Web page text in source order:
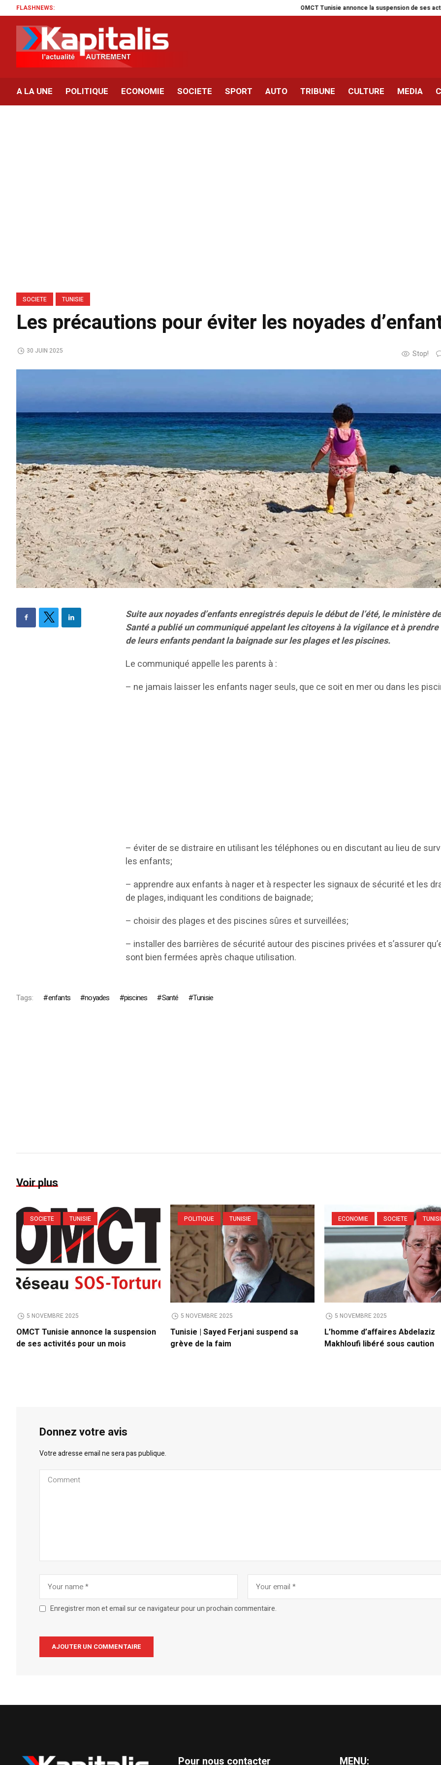
FLASHNEWS: OMCT Tunisie annonce la suspension de ses activités pour
A LA UNE POLITIQUE ECONOMIE SOCIETE SPORT AUTO TRIBUNE CULTURE MEDIA
SOCIETE TUNISIE
Les précautions pour éviter les noyades
Stop!
30 JUIN 2025
Suite aux noyades d’enfants enregistrés depuis le début de l’été, le ministère
Santé a publié un communiqué appelant les citoyens à la vigilance et à
de leurs enfants pendant la baignade sur les plages et les piscines.
Le communiqué appelle les parents à :
– ne jamais laisser les enfants nager seuls, que ce soit en mer ou dans les
– éviter de se distraire en utilisant les téléphones ou en discutant au lieu de
les enfants;
– apprendre aux enfants à nager et à respecter les signaux de sécurité et les
de plages, indiquant les conditions de baignade;
– choisir des plages et des piscines sûres et surveillées;
– installer des barrières de sécurité autour des piscines privées et s’assurer
sont bien fermées après chaque utilisation.
Tags: enfants noyades piscines Santé Tunisie
Voir plus
SOCIETE TUNISIE
5 NOVEMBRE 2025
OMCT Tunisie annonce la suspension
de ses activités pour un mois
POLITIQUE TUNISIE
5 NOVEMBRE 2025
Tunisie | Sayed Ferjani suspend sa
grève de la faim
ECONOMIE SOCIETE
5 NOVEMBRE 2025
L’homme d’affaires Abdelaziz
Makhloufi libéré sous caution
Donnez votre avis
Votre adresse email ne sera pas publique.
Enregistrer mon et email sur ce navigateur pour un prochain commentaire.
Pour nous contacter MENU: